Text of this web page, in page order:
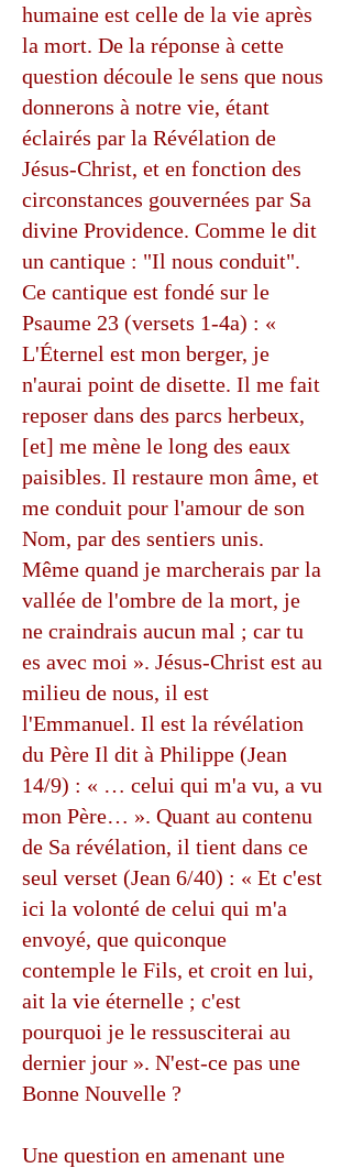
humaine est celle de la vie après
la mort. De la réponse à cette
question découle le sens que nous
donnerons à notre vie, étant
éclairés par la Révélation de
Jésus-Christ, et en fonction des
circonstances gouvernées par Sa
divine Providence. Comme le dit
un cantique : "Il nous conduit".
Ce cantique est fondé sur le
Psaume 23 (versets 1-4a) : «
L'Éternel est mon berger, je
n'aurai point de disette. Il me fait
reposer dans des parcs herbeux,
[et] me mène le long des eaux
paisibles. Il restaure mon âme, et
me conduit pour l'amour de son
Nom, par des sentiers unis.
Même quand je marcherais par la
vallée de l'ombre de la mort, je
ne craindrais aucun mal ; car tu
es avec moi ». Jésus-Christ est au
milieu de nous, il est
l'Emmanuel. Il est la révélation
du Père Il dit à Philippe (Jean
14/9) : « … celui qui m'a vu, a vu
mon Père… ». Quant au contenu
de Sa révélation, il tient dans ce
seul verset (Jean 6/40) : « Et c'est
ici la volonté de celui qui m'a
envoyé, que quiconque
contemple le Fils, et croit en lui,
ait la vie éternelle ; c'est
pourquoi je le ressusciterai au
dernier jour ». N'est-ce pas une
Bonne Nouvelle ?
Une question en amenant une